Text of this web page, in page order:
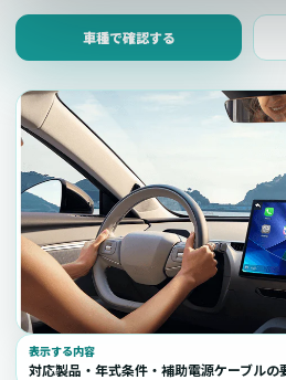
車種で確認する
表示する内容
対応製品・年式条件・補助電源ケーブルの